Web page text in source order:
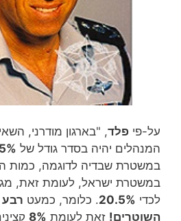
על-פי פלד, "בארגון מודרני,
המנהלים יהיה בסדר גודל של 5%
במשטרת שבדיה לדוגמה, כמות
במשטרת ישראל, לעומת זאת,
לכדי 20.5%. כלומר, כמעט רבע
השוטרים! זאת לעומת 8%